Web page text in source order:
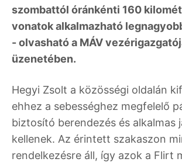
szombattól óránkénti 160
vonatok alkalmazható
- olvasható a MÁV
üzenetében.
Hegyi Zsolt a közösségi oldalán
ehhez a sebességhez megfelelő
biztosító berendezés és alkalmas
kellenek. Az érintett szakaszon
rendelkezésre áll, így azok a Flirt